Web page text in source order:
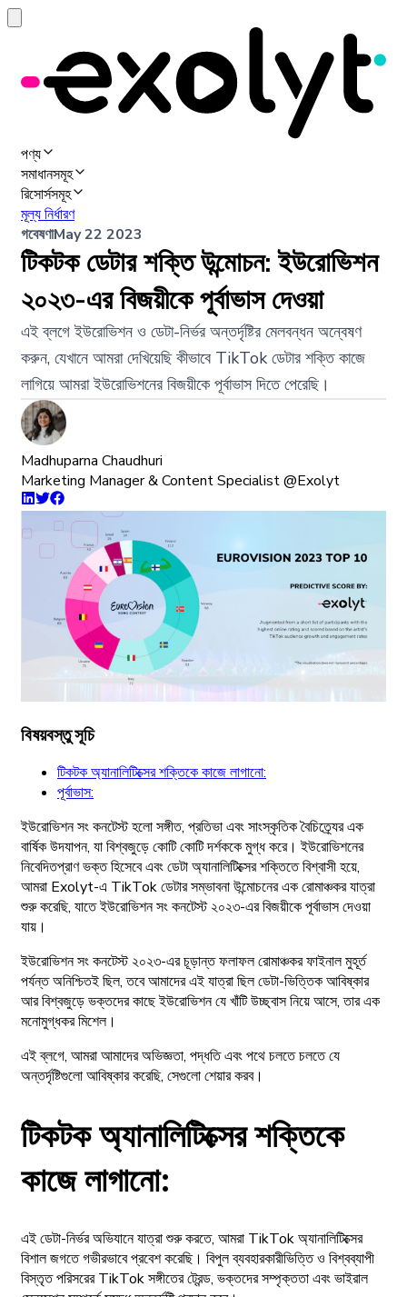
পণ্য
সমাধানসমূহ
রিসোর্সসমূহ
মূল্য নির্ধারণ
গবেষণাMay 22 2023
টিকটক ডেটার শক্তি উন্মোচন: ইউরোভিশন
২০২৩-এর বিজয়ীকে পূর্বাভাস দেওয়া
এই ব্লগে ইউরোভিশন ও ডেটা-নির্ভর অন্তর্দৃষ্টির মেলবন্ধন অন্বেষণ
করুন, যেখানে আমরা দেখিয়েছি কীভাবে TikTok ডেটার শক্তি কাজে
লাগিয়ে আমরা ইউরোভিশনের বিজয়ীকে পূর্বাভাস দিতে পেরেছি।
Madhuparna Chaudhuri
Marketing Manager & Content Specialist @Exolyt
বিষয়বস্তু সূচি
টিকটক অ্যানালিটিক্সের শক্তিকে কাজে লাগানো:
পূর্বাভাস:
ইউরোভিশন সং কনটেস্ট হলো সঙ্গীত, প্রতিভা এবং সাংস্কৃতিক বৈচিত্র্যের এক
বার্ষিক উদযাপন, যা বিশ্বজুড়ে কোটি কোটি দর্শককে মুগ্ধ করে। ইউরোভিশনের
নিবেদিতপ্রাণ ভক্ত হিসেবে এবং ডেটা অ্যানালিটিক্সের শক্তিতে বিশ্বাসী হয়ে,
আমরা Exolyt-এ TikTok ডেটার সম্ভাবনা উন্মোচনের এক রোমাঞ্চকর যাত্রা
শুরু করেছি, যাতে ইউরোভিশন সং কনটেস্ট ২০২৩-এর বিজয়ীকে পূর্বাভাস দেওয়া
যায়।
ইউরোভিশন সং কনটেস্ট ২০২৩-এর চূড়ান্ত ফলাফল রোমাঞ্চকর ফাইনাল মুহূর্ত
পর্যন্ত অনিশ্চিতই ছিল, তবে আমাদের এই যাত্রা ছিল ডেটা-ভিত্তিক আবিষ্কার
আর বিশ্বজুড়ে ভক্তদের কাছে ইউরোভিশন যে খাঁটি উচ্ছ্বাস নিয়ে আসে, তার এক
মনোমুগ্ধকর মিশেল।
এই ব্লগে, আমরা আমাদের অভিজ্ঞতা, পদ্ধতি এবং পথে চলতে চলতে যে
অন্তর্দৃষ্টিগুলো আবিষ্কার করেছি, সেগুলো শেয়ার করব।
টিকটক অ্যানালিটিক্সের শক্তিকে
কাজে লাগানো:
এই ডেটা-নির্ভর অভিযানে যাত্রা শুরু করতে, আমরা TikTok অ্যানালিটিক্সের
বিশাল জগতে গভীরভাবে প্রবেশ করেছি। বিপুল ব্যবহারকারীভিত্তি ও বিশ্বব্যাপী
বিস্তৃত পরিসরের TikTok সঙ্গীতের ট্রেন্ড, ভক্তদের সম্পৃক্ততা এবং ভাইরাল